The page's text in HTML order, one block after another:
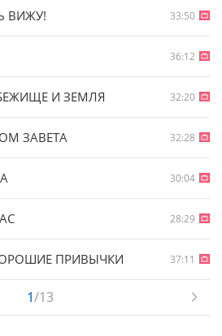
ВИЖУ! 33:50
36:12
И ЗЕМЛЯ 32:20
ЗАВЕТА 32:28
30:04
28:29
ПРИВЫЧКИ 37:11
1/13